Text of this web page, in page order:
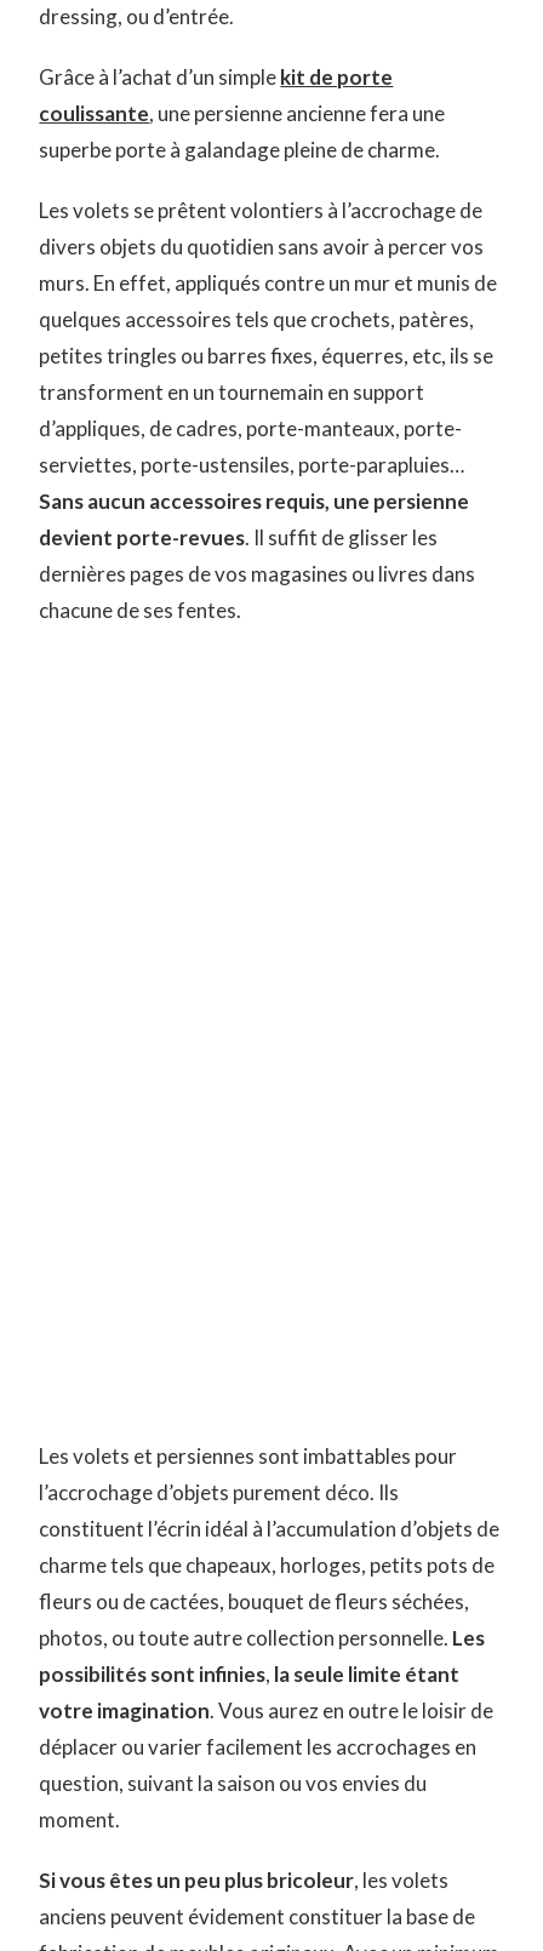
dressing, ou d’entrée.
Grâce à l’achat d’un simplekit de porte
coulissante, une persienne ancienne fera une
superbe porte à galandage pleine de charme.
Les volets se prêtent volontiers à l’accrochage de
divers objets du quotidien sans avoir à percer vos
murs. En effet, appliqués contre un mur et munis de
quelques accessoires tels que crochets, patères,
petites tringles ou barres fixes, équerres, etc, ils se
transforment en un tournemain en support
d’appliques, de cadres, porte-manteaux, porte-
serviettes, porte-ustensiles, porte-parapluies…
Sans aucun accessoires requis, une persienne
devient porte-revues. Il suffit de glisser les
dernières pages de vos magasines ou livres dans
chacune de ses fentes.
Les volets et persiennes sont imbattables pour
l’accrochage d’objets purement déco. Ils
constituent l’écrin idéal à l’accumulation d’objets de
charme tels que chapeaux, horloges, petits pots de
fleurs ou de cactées, bouquet de fleurs séchées,
photos, ou toute autre collection personnelle. Les
possibilités sont infinies, la seule limite étant
votre imagination. Vous aurez en outre le loisir de
déplacer ou varier facilement les accrochages en
question, suivant la saison ou vos envies du
moment.
Si vous êtes un peu plus bricoleur, les volets
anciens peuvent évidement constituer la base de